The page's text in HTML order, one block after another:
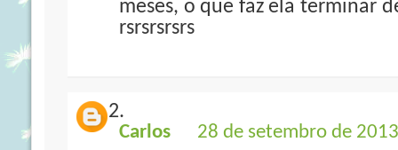
meses, o que faz ela terminar
rsrsrsrsrs
Carlos 28 de setembro de